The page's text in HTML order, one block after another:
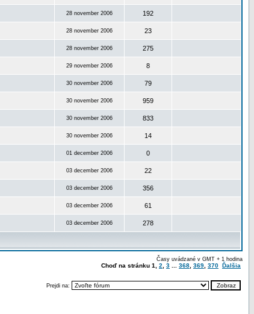
28 november 2006 192
28 november 2006 23
28 november 2006 275
29 november 2006 8
30 november 2006 79
30 november 2006 959
30 november 2006 833
30 november 2006 14
01 december 2006 0
03 december 2006 22
03 december 2006 356
03 december 2006 61
03 december 2006 278
Časy uvádzané v GMT + 1 hodina
Choď na stránku 1 2 3 368 369 370 Ďalšia
Prejdi na: